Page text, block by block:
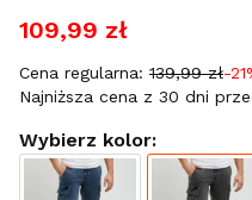
109,99 zł
Cena regularna: 139,99 zł-
Najniższa cena z 30 dni
Wybierz kolor: